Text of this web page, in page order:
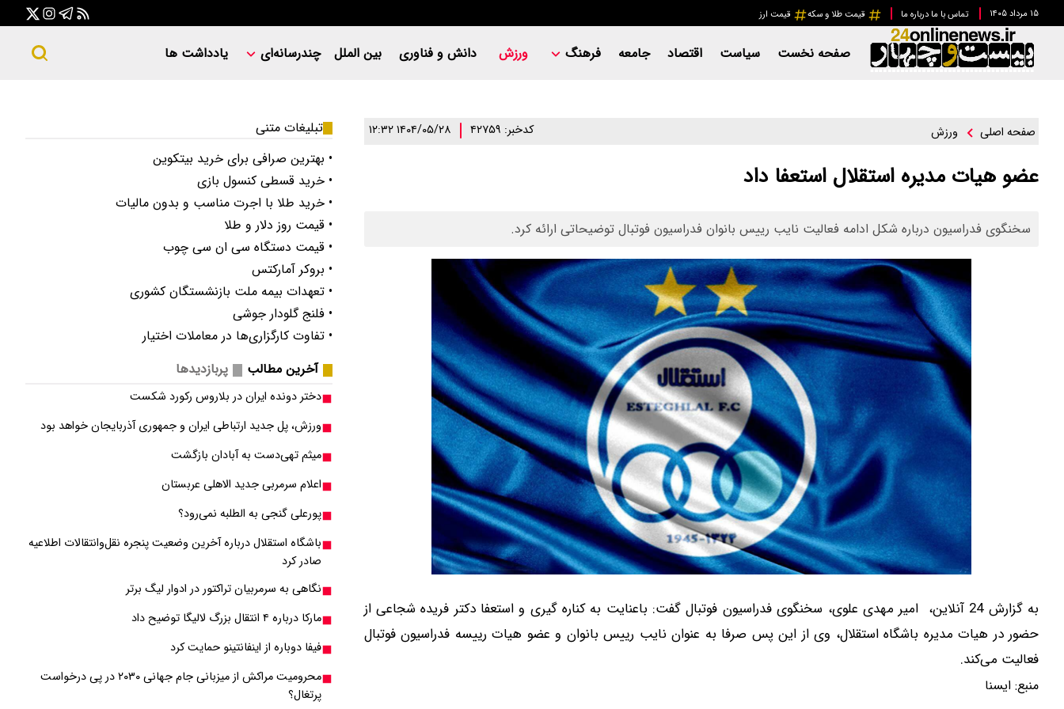
۱۵ مرداد ۱۴۰۵ تماس با ما درباره ما قیمت طلا و سکه قیمت ارز
صفحه نخست سیاست اقتصاد جامعه فرهنگ ورزش دانش و فناوری بین الملل چندرسانه‌ای یادداشت ها
صفحه اصلی ورزش کدخبر: ۴۲۷۵۹ ۱۴۰۴/۰۵/۲۸ ۱۲:۳۲
عضو هیات مدیره استقلال استعفا داد
سخنگوی فدراسیون درباره شکل ادامه فعالیت نایب رییس بانوان فدراسیون فوتبال توضیحاتی ارائه کرد.
به گزارش 24 آنلاین، امیر مهدی علوی، سخنگوی فدراسیون فوتبال گفت: باعنایت به کناره گیری و استعفا دکتر فریده شجاعی از
حضور در هیات مدیره باشگاه استقلال، وی از این پس صرفا به عنوان نایب رییس بانوان و عضو هیات رییسه فدراسیون فوتبال
فعالیت می‌کند.
منبع: ايسنا
تبلیغات متنی
• بهترین صرافی برای خرید بیتکوین
• خرید قسطی کنسول بازی
• خرید طلا با اجرت مناسب و بدون مالیات
• قیمت روز دلار و طلا
• قیمت دستگاه سی ان سی چوب
• بروکر آمارکتس
• تعهدات بیمه ملت بازنشستگان کشوری
• فلنج گلودار جوشی
• تفاوت کارگزاری‌ها در معاملات اختیار
آخرین مطالب
پربازدیدها
دختر دونده ایران در بلاروس رکورد شکست
ورزش، پل جدید ارتباطی ایران و جمهوری آذربایجان خواهد بود
میثم تهی‌دست به آبادان بازگشت
اعلام سرمربی جدید الاهلی عربستان
پورعلی گنجی به الطلبه نمی‌رود؟
باشگاه استقلال درباره آخرین وضعیت پنجره نقل‌وانتقالات اطلاعیه
صادر کرد
نگاهی به سرمربیان تراکتور در ادوار لیگ برتر
مارکا درباره ۴ انتقال بزرگ لالیگا توضیح داد
فیفا دوباره از اینفانتینو حمایت کرد
محرومیت مراکش از میزبانی جام جهانی ۲۰۳۰ در پی درخواست
پرتغال؟